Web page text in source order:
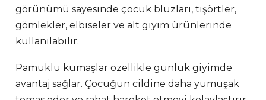
görünümü sayesinde çocuk bluzları, tişörtler,
gömlekler, elbiseler ve alt giyim ürünlerinde
kullanılabilir.
Pamuklu kumaşlar özellikle günlük giyimde
avantaj sağlar. Çocuğun cildine daha yumuşak